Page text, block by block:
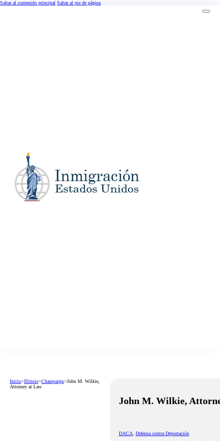
Saltar al contenido principal Saltar al pie de página
Inicio>Illinois>Champaign>John M. Wilkie,
Attorney at Law
John M. Wilkie,
DACA,Defensa contra Deportación